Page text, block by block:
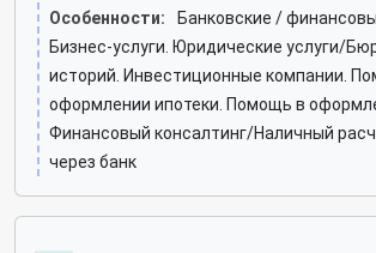
Особенности:
Банковские /
Бизнес-услуги. Юридические услуги/
историй. Инвестиционные компании.
оформлении ипотеки. Помощь в
Финансовый консалтинг/Наличный
через банк